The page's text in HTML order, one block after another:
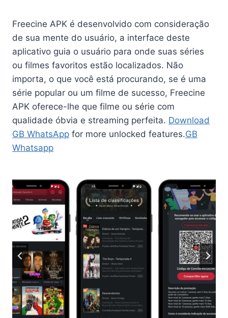
Freecine APK é desenvolvido com consideração
de sua mente do usuário, a interface deste
aplicativo guia o usuário para onde suas séries
ou filmes favoritos estão localizados. Não
importa, o que você está procurando, se é uma
série popular ou um filme de sucesso, Freecine
APK oferece-lhe que filme ou série com
qualidade óbvia e streaming perfeita. Download
GB WhatsApp for more unlocked features.GB
Whatsapp